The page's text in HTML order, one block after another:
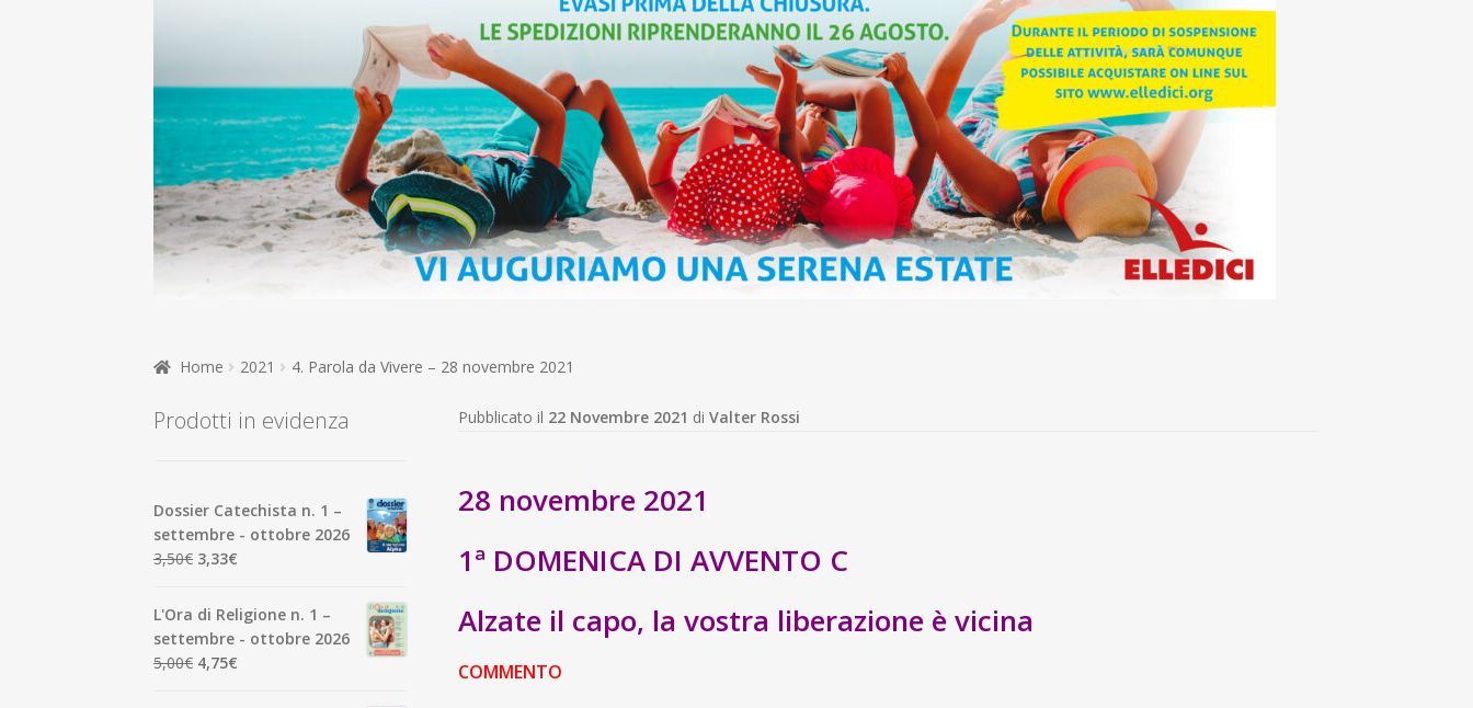
Home 2021 4. Parola da Vivere – 28 novembre 2021
Pubblicato il 22 Novembre 2021 di Valter Rossi
28 novembre 2021
1ª DOMENICA DI AVVENTO C
Alzate il capo, la vostra liberazione è vicina
COMMENTO
Prodotti in evidenza
Dossier Catechista n. 1 –
settembre - ottobre 2026
3,50€ Il
originale
era:
3,50€.
3,33€
attuale
è:
L'Ora di Religione n. 1 –
settembre - ottobre 2026
5,00€ Il
4,75€